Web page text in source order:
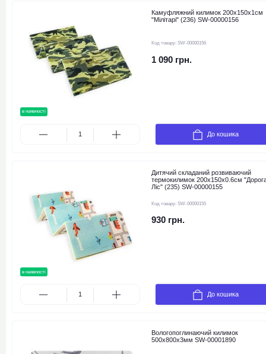
в наявності
Камуфляжний килимок 200х150х1см
"Мілітарі" (236) SW-00000156
Код товару: SW-00000156
1 090 грн.
До кошика
в наявності
Дитячий складаний розвиваючий
термокилимок 200х150х0.6см
Ліс" (235) SW-00000155
Код товару: SW-00000155
930 грн.
До кошика
Вологопоглинаючий килимок
500х800х3мм SW-00001890